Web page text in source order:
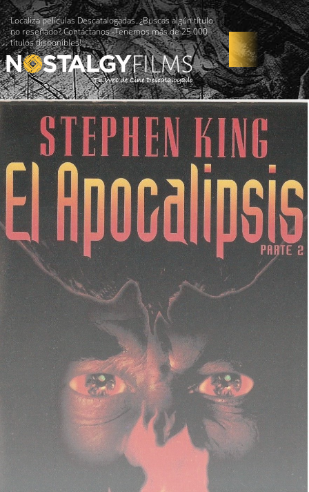
Localiza películas Descatalogadas. ¿Buscas algún título
no reseñado? Contáctanos -Tenemos más de 25.000
títulos disponibles!